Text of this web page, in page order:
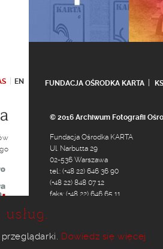
EN FUNDACJA OŚRODKA KARTA
© 2016 Archiwum Fotografii
Fundacja Ośrodka KARTA
Ul. Narbutta 29
02-536 Warszawa
tel.: (+48 22) 646 36 90
(+48 22) 848 07 12
faks: (+48 22) 646 65 11
Dowiedz się więcej